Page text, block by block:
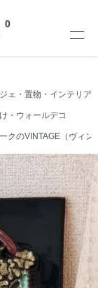
0
ェ・置物・インテリア
・ウォールデコ
クのVINTAGE（ヴィン